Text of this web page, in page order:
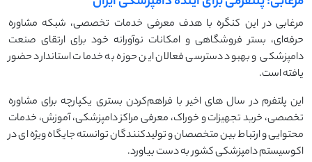
مرغابی در این کنگره با هدف معرفی خدمات تخصصی، شبکه مشاوره
حرفه‌ای، بستر فروشگاهی و امکانات نوآورانه خود برای ارتقای صنعت
دامپزشکی و بهبود دسترسی فعالان این حوزه به خدمات استاندارد حضور
یافته است.
این پلتفرم در سال ‌های اخیر با فراهم‌کردن بستری یکپارچه برای مشاوره
تخصصی، خرید تجهیزات و خوراک، معرفی مراکز دامپزشکی، آموزش، خدمات
محتوایی و ارتباط بین متخصصان و تولیدکنندگان توانسته جایگاه ویژه‌ ای در
اکوسیستم دامپزشکی کشور به ‌دست بیاورد.